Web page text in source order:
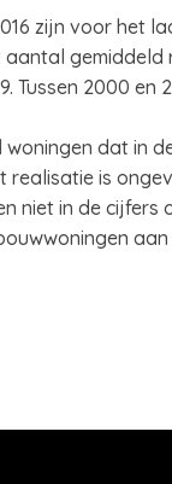
zijn voor het
Tussen 2000 en
dat in
is
niet in de cijfers